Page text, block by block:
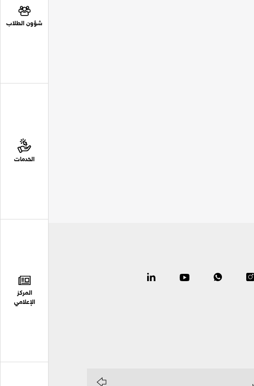
شؤون الطلاب
الخدمات
المركز
الإعلامي